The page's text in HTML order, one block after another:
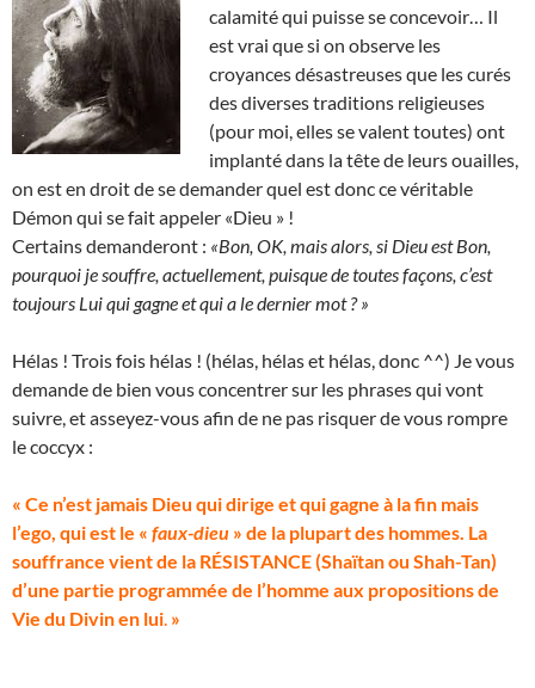
calamité qui puisse se concevoir… Il
est vrai que si on observe les
croyances désastreuses que les curés
des diverses traditions religieuses
(pour moi, elles se valent toutes) ont
implanté dans la tête de leurs ouailles,
on est en droit de se demander quel est donc ce véritable
Démon qui se fait appeler «Dieu » !
Certains demanderont : «Bon, OK, mais alors, si Dieu est Bon,
pourquoi je souffre, actuellement, puisque de toutes façons, c’est
toujours Lui qui gagne et qui a le dernier mot ? »
Hélas ! Trois fois hélas ! (hélas, hélas et hélas, donc ^^) Je vous
demande de bien vous concentrer sur les phrases qui vont
suivre, et asseyez-vous afin de ne pas risquer de vous rompre
le coccyx :
« Ce n’est jamais Dieu qui dirige et qui gagne à la fin mais
l’ego, qui est le « faux-dieu » de la plupart des hommes. La
souffrance vient de la RÉSISTANCE (Shaïtan ou Shah-Tan)
d’une partie programmée de l’homme aux propositions de
Vie du Divin en lui »